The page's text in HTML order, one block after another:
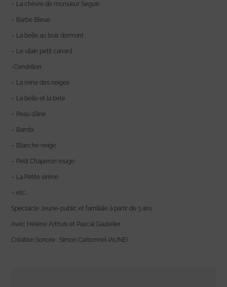
– La chèvre de monsieur Seguin
– Barbe Bleue
– La belle au bois dormant
– Le vilain petit canard
-Cendrillon
– La reine des neiges
– La belle et la bete
– Peau d’âne
– Bambi
– Blanche neige
– Petit Chaperon rouge
– La Petite sirène
– etc…
Spectacle Jeune-public et familiale à partir de 3 ans
Avec Hélène Arthuis et Pascal Gautelier
Création Sonore : Simon Carbonnel (AUNE)